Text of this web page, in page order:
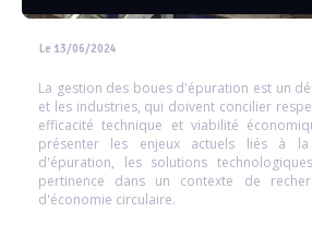
Le 13/06/2024
La gestion des boues d'épuration est un
et les industries, qui doivent concilier
efficacité technique et viabilité
présenter les enjeux actuels liés à
d'épuration, les solutions
pertinence dans un contexte de
d'économie circulaire.